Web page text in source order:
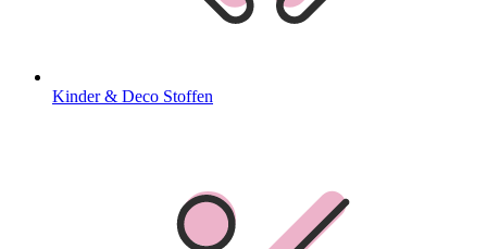
Kinder & Deco Stoffen